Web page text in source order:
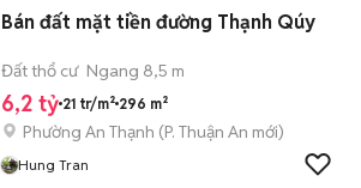
Bán đất mặt tiền đường Thạnh Qúy
Đất thổ cư Ngang 8,5 m
6,2 tỷ 21 tr/m² 296 m²
Phường An Thạnh (P. Thuận An mới)
Hung Tran